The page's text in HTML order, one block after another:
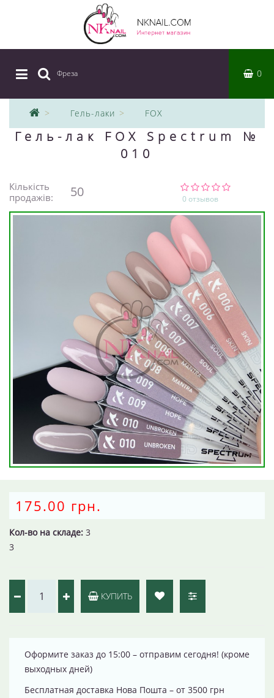
Фреза 0
Гель-лаки FOX
Гель-лак FOX Spectrum №
010
Кількість
продажів:
50 0 отзывов
175.00 грн.
Кол-во на складе: 3
3
КУПИТЬ
Оформите заказ до 15:00 – отправим сегодня! (кроме
выходных дней)
Бесплатная доставка Нова Пошта – от 3500 грн